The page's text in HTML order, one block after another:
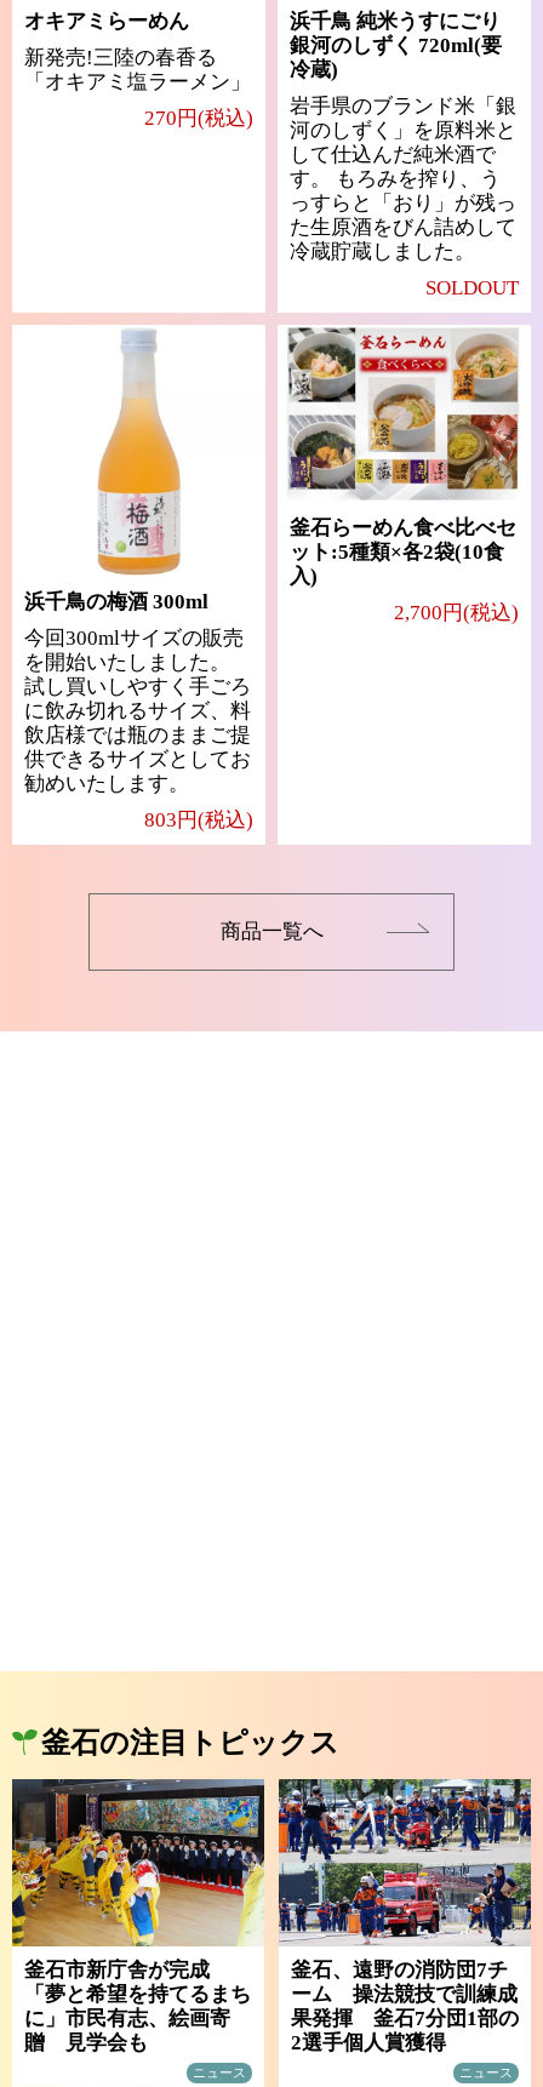
オキアミらーめん
新発売!三陸の春香る
「オキアミ塩ラーメン」
270円(税込)
浜千鳥 純米うすにごり
銀河のしずく 720ml(要
冷蔵)
岩手県のブランド米「銀
河のしずく」を原料米と
して仕込んだ純米酒で
す。 もろみを搾り、う
っすらと「おり」が残っ
た生原酒をびん詰めして
冷蔵貯蔵しました。
SOLDOUT
浜千鳥の梅酒 300ml
今回300mlサイズの販売
を開始いたしました。
試し買いしやすく手ごろ
に飲み切れるサイズ、料
飲店様では瓶のままご提
供できるサイズとしてお
勧めいたします。
803円(税込)
釜石らーめん食べ比べセ
ット:5種類×各2袋(10食
入)
2,700円(税込)
商品一覧へ
釜石の注目トピックス
釜石市新庁舎が完成
「夢と希望を持てるまち
に」市民有志、絵画寄
贈 見学会も
ニュース
釜石、遠野の消防団7チ
ーム 操法競技で訓練成
果発揮 釜石7分団1部の
2選手個人賞獲得
ニュース